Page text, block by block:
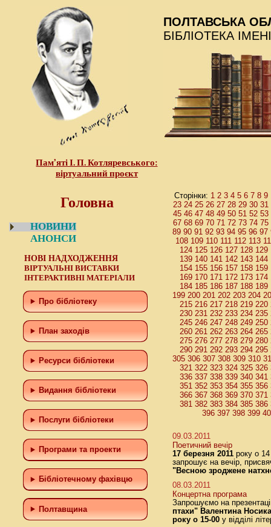
Пам’яті І. П. Котляревського:
віртуальний проєкт
ПОЛТАВСЬКА
БІБЛІОТЕКА
Головна
НОВИНИ
АНОНСИ
НОВІ НАДХОДЖЕННЯ
ВІРТУАЛЬНІ ВИСТАВКИ
ІНТЕРАКТИВНІ МАТЕРІАЛИ
Про бібліотеку
План заходів
Ресурси бібліотеки
Видання бібліотеки
Послуги бібліотеки
Програми та проекти
Бiблiотечному фахiвцю
Полтавщина
Сторінки: 1 2 3 4 5 6 7 8 9
23 24 25 26 27 28 29 30 31
45 46 47 48 49 50 51 52 53
67 68 69 70 71 72 73 74 75
89 90 91 92 93 94 95 96 97
108 109 110 111 112 113
124 125 126 127 128 129
139 140 141 142 143 144
154 155 156 157 158 159
169 170 171 172 173 174
184 185 186 187 188 189
199 200 201 202 203 204
215 216 217 218 219 220
230 231 232 233 234 235
245 246 247 248 249 250
260 261 262 263 264 265
275 276 277 278 279 280
290 291 292 293 294 295
305 306 307 308 309 310
321 322 323 324 325 326
336 337 338 339 340 341
351 352 353 354 355 356
366 367 368 369 370 371
381 382 383 384 385 386
396 397 398 399
09.03.2011
Поетичний вечір
17 березня 2011 року о
запрошує на вечір,
"Весною зроджене
08.03.2011
Концертна програма
Запрошуємо на
птахи" Валентина Носика
року о 15-00 у відділі